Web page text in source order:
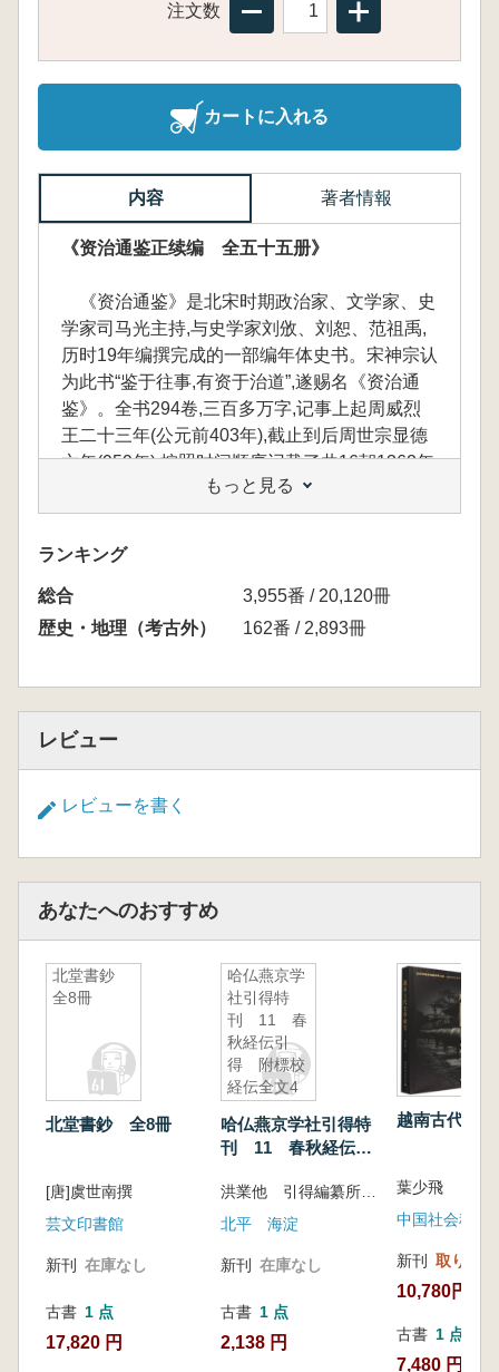
注文数
カートに入れる
内容 著者情報
《资治通鉴正续编 全五十五册》
《资治通鉴》是北宋时期政治家、文学家、史
学家司马光主持,与史学家刘攽、刘恕、范祖禹,
历时19年编撰完成的一部编年体史书。宋神宗认
为此书“鉴于往事,有资于治道”,遂赐名《资治通
鉴》。全书294卷,三百多万字,记事上起周威烈
王二十三年(公元前403年),截止到后周世宗显德
六年(959年),按照时间顺序记载了共16朝1362年
《续资治通鉴》共计220卷。此书记载了宋至明
初的历史,包括宋、辽、金、元四朝,共四百余年
的历史,与司马光的《资治通鉴》相衔接,对史学
研究具有重大贡献。此书在史料收集上,将辽、
金二代的大事与宋史并重,对当代史学研究意义
为此书一出,其他的《资治通鉴》续本都可以作
续编”。
者・史学者である司馬光が主宰し、史学者の劉
攽・劉恕・范祖禹らとともに19年をかけて編纂
した編年体の歴史書です。宋神宗はこの書を
「往事を鑑とし、治道に資する」と評価し、書
名を『資治通鑑』と命名しました。全294巻、
三百余万字に及び、周威烈王23年(紀元前403
年)から後周世宗顕徳6年(959年)まで、16王
朝・1362年間の歴史を年代順に記録していま
す。
『続資治通鑑』は全220巻から成り、宋から
明初に至る歴史を記録したもので、宋・遼・
金・元の四王朝、約400年の歴史を扱っていま
に大きな貢献を果たしました。史料収集におい
ては、遼・金両代の大事件を宋史と並列して扱
い、当代史学研究に重要な意義を持っていま
す。
もっと見る
ランキング
総合
3,955番 / 20,120冊
歴史・地理（考古外）
162番 / 2,893冊
レビュー
レビューを書く
あなたへのおすすめ
北堂書鈔
全8冊
北堂書鈔 全8冊
[唐]虞世南撰
芸文印書館
新刊 在庫なし
古書 1 点
17,820 円
哈仏燕京学
社引得特
刊 11 春
秋経伝引
得 附標校
経伝全文4
哈仏燕京学社引得特
刊 11 春秋経伝引
北平 海淀
新刊 在庫なし
古書 1 点
2,138 円
越南古代史
葉少飛
中国社会科学
新刊 取り寄せ
10,780円
古書 1 点
7,480 円